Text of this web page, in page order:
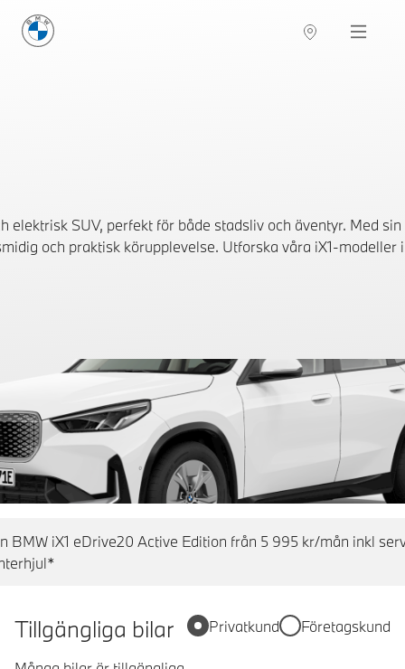
BMW Sverige Navigation
elektrisk SUV, perfekt för både stadsliv och äventyr. Med
och praktisk körupplevelse. Utforska våra iX1-modeller
BMW iX1 eDrive20 Active Edition från 5 995 kr/mån inkl
Tillgängliga bilar Privatkund Företagskund